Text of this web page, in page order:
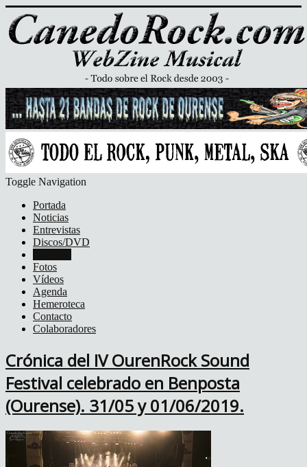
Toggle Navigation
Portada
Noticias
Entrevistas
Discos/DVD
Fotos
Vídeos
Agenda
Hemeroteca
Contacto
Colaboradores
Crónica del IV OurenRock Sound
Festival celebrado en Benposta
(Ourense). 31/05 y 01/06/2019.